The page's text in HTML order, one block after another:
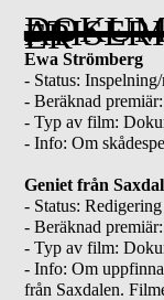
ER
Ewa Strömberg
- Status:
- Beräknad
- Typ av film:
- Info: Om
Geniet från
- Status: Redigering
- Beräknad
- Typ av film:
- Info: Om
från Saxdalen.